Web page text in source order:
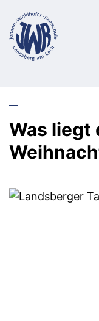
Schulleben
Über uns
Aktionen
Unterricht
Wahlpflichtfächer
Anmeldung
Was liegt